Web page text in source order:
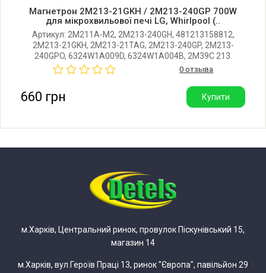
LG MS-1983ALB.CSBQBAT
LG MS-1983ALB.CSBQRUS
LG MS-2022G.CWHQRUS
LG MS-2024J.CWHQRUS
LG MS-2027K.CWHQRUA
LG MS2040CB.CWHQCIS
Магнетрон 2M213-21GKH / 2M213-240GP 700W
для мікрохвильової печі LG, Whirlpool (..
Артикул: 2M211A-M2, 2M213-240GH, 481213158812,
2M213-21GKH, 2M213-21TAG, 2M213-240GP, 2M213-
240GPO, 6324W1A009D, 6324W1A004B, 2M39C 213.
Розмір: 73х70х55 мм (радіатор). Потужність: 700W.
Виробник: Китай. Гарна якість.
0 отзыва
660 грн Купити
м.Харків, Центральний ринок, провулок Піскунівський 15,
магазин 14
м.Харків, вул.Героїв Праці 13, ринок "Європа", павільйон 29